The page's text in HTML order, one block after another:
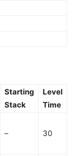
Starting
Stack
Level
Time
– 30